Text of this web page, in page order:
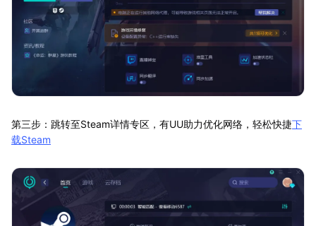
第三步：跳转至Steam详情专区，有UU助力优化网络，轻松快捷下
载Steam